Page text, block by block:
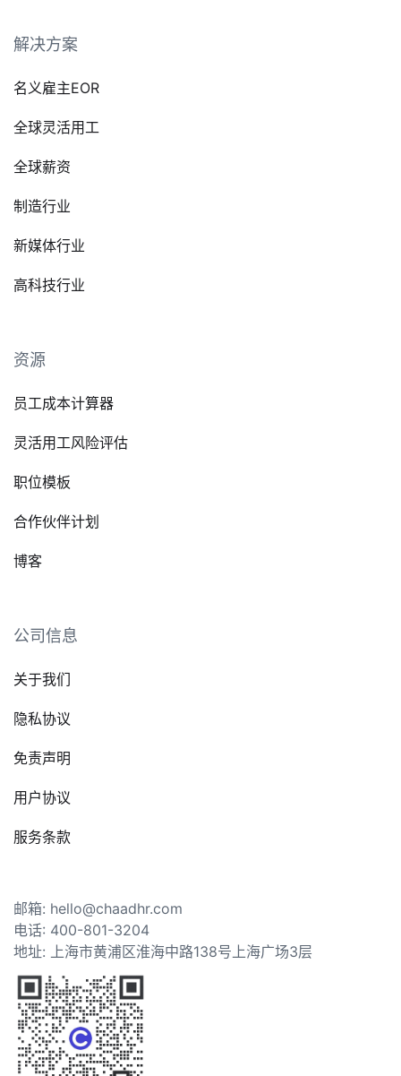
解决方案
名义雇主EOR
全球灵活用工
全球薪资
制造行业
新媒体行业
高科技行业
资源
员工成本计算器
灵活用工风险评估
职位模板
合作伙伴计划
博客
公司信息
关于我们
隐私协议
免责声明
用户协议
服务条款
邮箱: hello@chaadhr.com
电话: 400-801-3204
地址: 上海市黄浦区淮海中路138号上海广场3层